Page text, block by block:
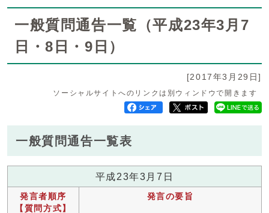
一般質問通告一覧（平成23年3月7
日・8日・9日）
[2017年3月29日]
ソーシャルサイトへのリンクは別ウィンドウで開きます
一般質問通告一覧表
平成23年3月7日
発言者順序
【質問方式】
発言の要旨